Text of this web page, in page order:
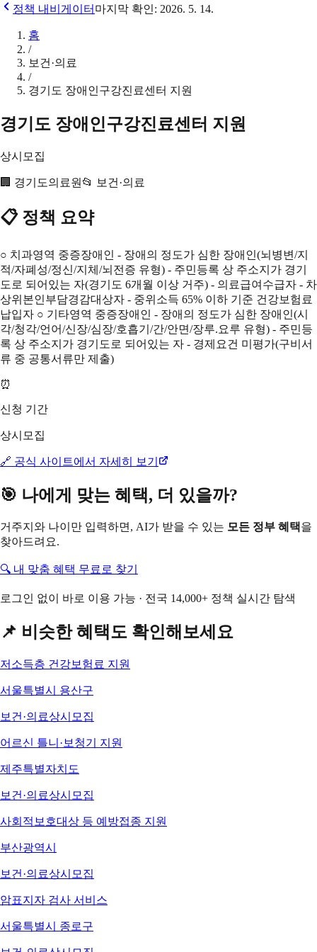
정책 내비게이터 마지막 확인: 2026. 5. 14.
홈
/
보건·의료
/
경기도 장애인구강진료센터 지원
경기도 장애인구강진료센터 지원
상시모집
🏢 경기도의료원 📂 보건·의료
📋 정책 요약
○ 치과영역 중증장애인 - 장애의 정도가 심한 장애인(뇌병변/지
적/자폐성/정신/지체/뇌전증 유형) - 주민등록 상 주소지가 경기
도로 되어있는 자(경기도 6개월 이상 거주) - 의료급여수급자 - 차
상위본인부담경감대상자 - 중위소득 65% 이하 기준 건강보험료
납입자 ○ 기타영역 중증장애인 - 장애의 정도가 심한 장애인(시
각/청각/언어/신장/심장/호흡기/간/안면/장루.요루 유형) - 주민등
록 상 주소지가 경기도로 되어있는 자 - 경제요건 미평가(구비서
류 중 공통서류만 제출)
⏰
신청 기간
상시모집
🔗 공식 사이트에서 자세히 보기
🎯 나에게 맞는 혜택, 더 있을까?
거주지와 나이만 입력하면, AI가 받을 수 있는 모든 정부 혜택을
찾아드려요.
🔍 내 맞춤 혜택 무료로 찾기
로그인 없이 바로 이용 가능 · 전국 14,000+ 정책 실시간 탐색
📌 비슷한 혜택도 확인해보세요
저소득층 건강보험료 지원
서울특별시 용산구
보건·의료상시모집
어르신 틀니·보청기 지원
제주특별자치도
보건·의료상시모집
사회적보호대상 등 예방접종 지원
부산광역시
보건·의료상시모집
암표지자 검사 서비스
서울특별시 종로구